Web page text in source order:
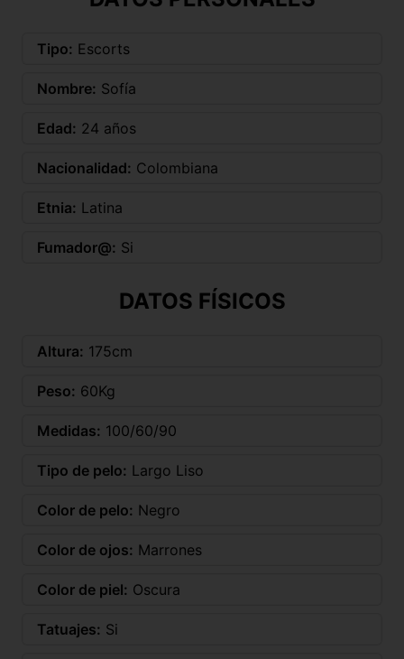
Tipo: Escorts
Nombre: Sofía
Edad: 24 años
Nacionalidad: Colombiana
Etnia: Latina
Fumador@: Si
DATOS FÍSICOS
Altura: 175cm
Peso: 60Kg
Medidas: 100/60/90
Tipo de pelo: Largo Liso
Color de pelo: Negro
Color de ojos: Marrones
Color de piel: Oscura
Tatuajes: Si